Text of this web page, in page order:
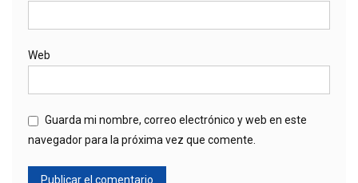
Web
Guarda mi nombre, correo electrónico y web en este
navegador para la próxima vez que comente.